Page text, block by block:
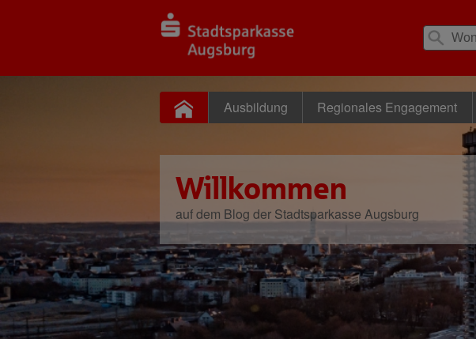
Ausbildung Regionales Engagement
Willkommen
auf dem Blog der Stadtsparkasse Augsburg